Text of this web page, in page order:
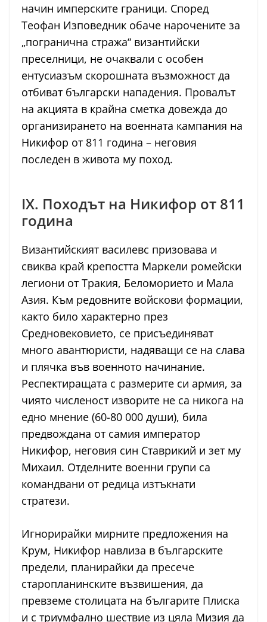
начин имперските граници. Според
Теофан Изповедник обаче нарочените за
„погранична стража“ византийски
преселници, не очаквали с особен
ентусиазъм скорошната възможност да
отбиват български нападения. Провалът
на акцията в крайна сметка довежда до
организирането на военната кампания на
Никифор от 811 година – неговия
последен в живота му поход.
IX. Походът на Никифор от 811
година
Византийският василевс призовава и
свиква край крепостта Маркели ромейски
легиони от Тракия, Беломорието и Мала
Азия. Към редовните войскови формации,
както било характерно през
Средновековието, се присъединяват
много авантюристи, надяващи се на слава
и плячка във военното начинание.
Респектиращата с размерите си армия, за
чиято численост изворите не са никога на
едно мнение (60-80 000 души), била
предвождана от самия император
Никифор, неговия син Ставрикий и зет му
Михаил. Отделните военни групи са
командвани от редица изтъкнати
стратези.
Игнорирайки мирните предложения на
Крум, Никифор навлиза в българските
предели, планирайки да пресече
старопланинските възвишения, да
превземе столицата на българите Плиска
и с триумфално шествие из цяла Мизия да